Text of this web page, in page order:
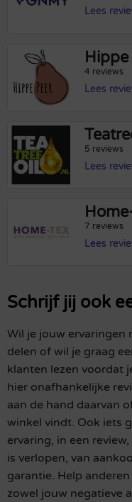
Lees
Hippe
4 reviews
Lees
5 reviews
Lees
7 reviews
Lees
Schrijf jij ook
Wil je jouw ervaringen
delen of wil je graag
klanten lezen voordat
hier onafhankelijke
aan de hand daarvan
winkel vindt. Ook iets
ervaring, in een
is verlopen, van
garantie. Help
zowel jouw negatieve